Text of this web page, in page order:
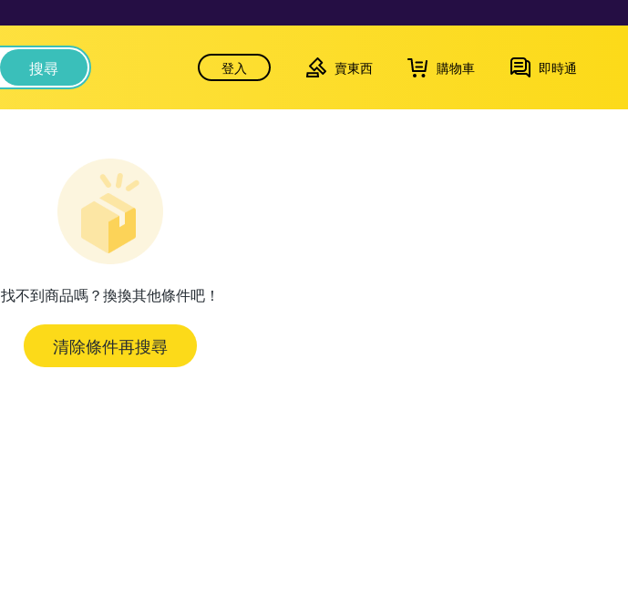
搜尋 登入 賣東西 購物車 即時通
找不到商品嗎？換換其他條件吧！
清除條件再搜尋